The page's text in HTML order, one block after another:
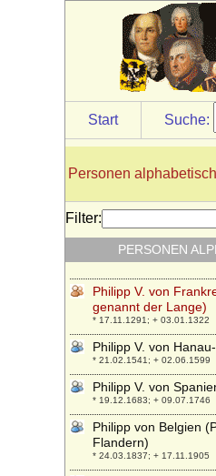
Start Suche:
Personen alphabetisch
Filter:
PERSONEN
Philipp Reinhard I.
* 24.07.1593; + 18.06.1635
Philipp Reinhard II.
* 18.06.1615; + 20.07.1665
(Philipp Reinhard von
Münzenberg)
Philipp Reinhard zu
* 27.11.1934; + 28.07.2015*
Philipp Sigismund
Sigmund von
* 20.10.1600; + 24.05.1646
Philipp V. von
genannt der Lange)
* 17.11.1291; + 03.01.1322
Philipp V. von
* 21.02.1541; + 02.06.1599
Philipp V. von
* 19.12.1683; + 09.07.1746
Philipp von Belgien
Flandern)
* 24.03.1837; + 17.11.1905